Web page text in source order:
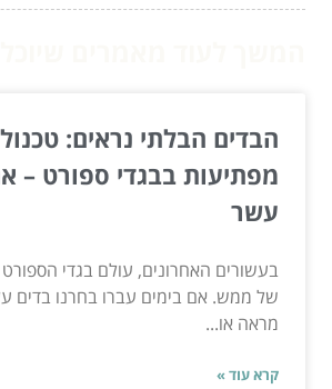
הבדים הבלתי נראים:
מפתיעות בבגדי ספורט –
עשר
בעשורים האחרונים, עולם בגדי
של ממש. אם בימים עברו בחרנו בדים
מראה או...
קרא עוד »